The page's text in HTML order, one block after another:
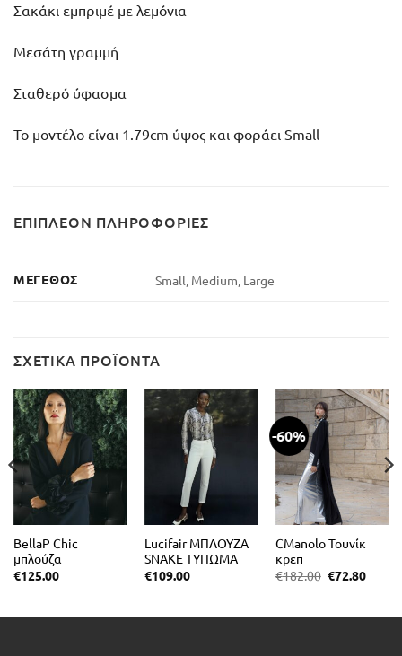
Σακάκι εμπριμέ με λεμόνια
Μεσάτη γραμμή
Σταθερό ύφασμα
Το μοντέλο είναι 1.79cm ύψος και φοράει Small
ΕΠΙΠΛΈΟΝ ΠΛΗΡΟΦΟΡΊΕΣ
ΜΈΓΕΘΟΣ Small, Medium, Large
ΣΧΕΤΙΚΆ ΠΡΟΪΌΝΤΑ
BellaP Chic
μπλούζα
στυλιζαρισμένη με
€125.00
Lucifair ΜΠΛΟΥΖΑ
SNAKE ΤΥΠΩΜΑ
€109.00
-60%
CManolo Τουνίκ
κρεπ
€182.00 Original
€72.80Η